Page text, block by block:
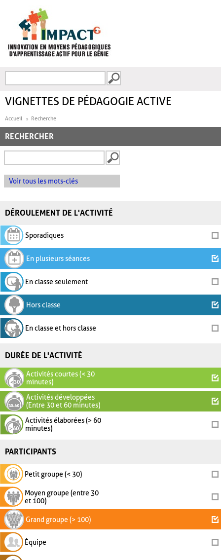
FORMULAIRE DE
VIGNETTES DE PÉDAGOGIE ACTIVE
Accueil Recherche
RECHERCHER
Voir tous les mots-clés
DÉROULEMENT DE L'ACTIVITÉ
Sporadiques
En plusieurs séances
En classe seulement
Hors classe
En classe et hors classe
DURÉE DE L'ACTIVITÉ
Activités courtes (< 30
minutes)
Activités développées
(Entre 30 et 60 minutes)
Activités élaborées (> 60
minutes)
PARTICIPANTS
Petit groupe (< 30)
Moyen groupe (entre 30
et 100)
Grand groupe (> 100)
Équipe